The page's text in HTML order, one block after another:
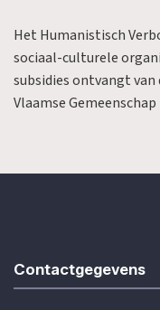
Het Humanistisch
sociaal-culturele
subsidies ontvangt van
Vlaamse Gemeenschap
Contactgegevens